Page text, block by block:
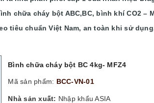
chữa cháy bột ABC,BC, bình khí CO2 –
tiêu chuẩn Việt Nam, an toàn khi sử
Bình chữa cháy bột BC 4kg- MFZ4
Mã sản phẩm: BCC-VN-01
Nhà sản xuất: Nhập khẩu ASIA